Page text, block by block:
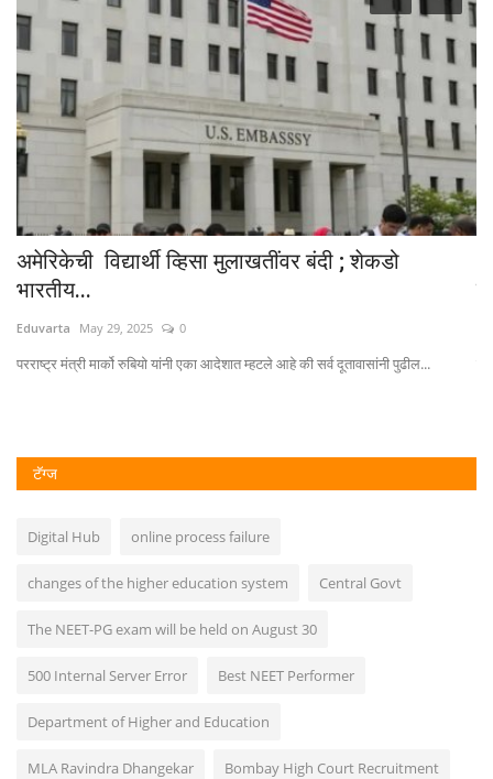
अमेरिकेची विद्यार्थी व्हिसा मुलाखतींवर बंदी ; शेकडो
भारतीय...
Eduvarta May 29, 2025 0
परराष्ट्र मंत्री मार्को रुबियो यांनी एका आदेशात म्हटले आहे की सर्व दूतावासांनी पुढील...
टॅग्ज
Digital Hub online process failure
changes of the higher education system Central Govt
The NEET-PG exam will be held on August 30
500 Internal Server Error Best NEET Performer
Department of Higher and Education
MLA Ravindra Dhangekar Bombay High Court Recruitment